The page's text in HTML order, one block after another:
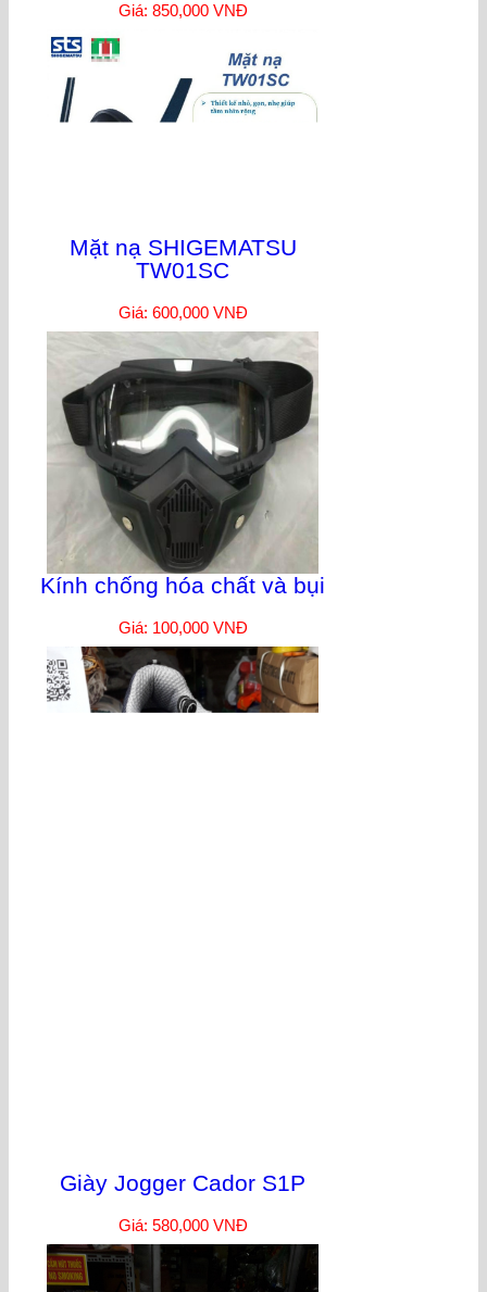
Giá: 850,000 VNĐ
Mặt nạ SHIGEMATSU
TW01SC
Giá: 600,000 VNĐ
Kính chống hóa chất và bụi
Giá: 100,000 VNĐ
Giày Jogger Cador S1P
Giá: 580,000 VNĐ